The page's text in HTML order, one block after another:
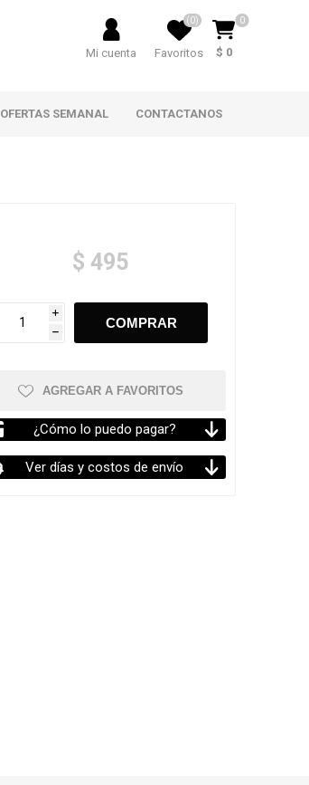
Mi cuenta Favoritos
(0) 0
$ 0
OFERTAS SEMANAL CONTACTANOS
$ 495
i
h
AGREGAR A FAVORITOS
¿Cómo lo puedo pagar?
Ver días y costos de envío